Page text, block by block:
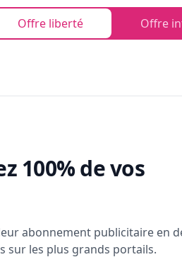
Offre liberté Offre
100% de vos
abonnement publicitaire en
sur les plus grands portails.